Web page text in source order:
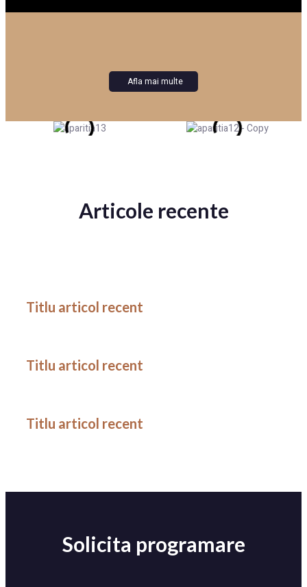
Afla mai multe
Articole recente
Titlu articol recent
Titlu articol recent
Titlu articol recent
Solicita programare